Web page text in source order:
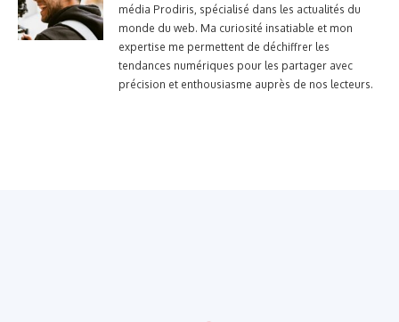
média Prodiris, spécialisé dans les actualités du
monde du web. Ma curiosité insatiable et mon
expertise me permettent de déchiffrer les
tendances numériques pour les partager avec
précision et enthousiasme auprès de nos lecteurs.